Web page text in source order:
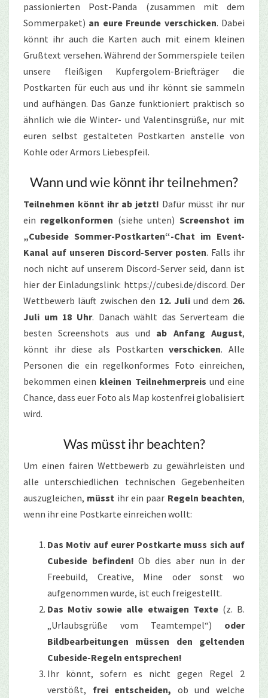
passionierten Post-Panda (zusammen mit dem
Sommerpaket) an eure Freunde verschicken. Dabei
könnt ihr auch die Karten auch mit einem kleinen
Grußtext versehen. Während der Sommerspiele teilen
unsere fleißigen Kupfergolem-Briefträger die
Postkarten für euch aus und ihr könnt sie sammeln
und aufhängen. Das Ganze funktioniert praktisch so
ähnlich wie die Winter- und Valentinsgrüße, nur mit
euren selbst gestalteten Postkarten anstelle von
Kohle oder Armors Liebespfeil.
Wann und wie könnt ihr teilnehmen?
Teilnehmen könnt ihr ab jetzt! Dafür müsst ihr nur
ein regelkonformen (siehe unten) Screenshot im
„Cubeside Sommer-Postkarten“-Chat im Event-
Kanal auf unseren Discord-Server posten. Falls ihr
noch nicht auf unserem Discord-Server seid, dann ist
hier der Einladungslink: https://cubesi.de/discord. Der
Wettbewerb läuft zwischen den 12. Juliund dem 26.
Juli um 18 Uhr. Danach wählt das Serverteam die
besten Screenshots aus und ab Anfang August,
könnt ihr diese als Postkartenverschicken. Alle
Personen die ein regelkonformes Foto einreichen,
bekommen einen kleinen Teilnehmerpreis und eine
Chance, dass euer Foto als Map kostenfrei globalisiert
wird.
Was müsst ihr beachten?
Um einen fairen Wettbewerb zu gewährleisten und
alle unterschiedlichen technischen Gegebenheiten
auszugleichen, müsst ihr ein paar Regeln beachten,
wenn ihr eine Postkarte einreichen wollt:
Das Motiv auf eurer Postkarte muss sich auf
Cubeside befinden! Ob dies aber nun in der
Freebuild, Creative, Mine oder sonst wo
aufgenommen wurde, ist euch freigestellt.
Das Motiv sowie alle etwaigen Texte(z. B.
„Urlaubsgrüße vom Teamtempel“) oder
Bildbearbeitungen müssen den geltenden
Cubeside-Regeln entsprechen!
Ihr könnt, sofern es nicht gegen Regel 2
verstößt, frei entscheiden, ob und welche